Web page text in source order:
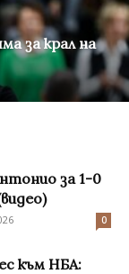
за крал на
за 1-0
0
към НБА: